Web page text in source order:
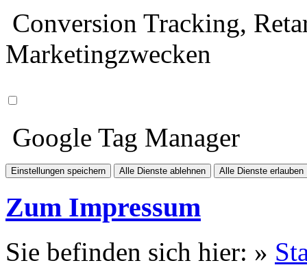
Conversion Tracking,
Marketingzwecken
Google Tag Manager
Einstellungen speichern Alle Dienste ablehnen Alle Dienste erlauben
Zum Impressum
Sie befinden sich hier: »